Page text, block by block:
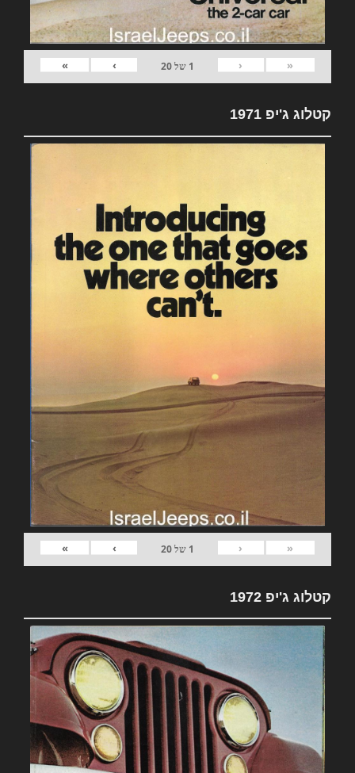
«
‹
1 של20
›
»
קטלוג ג'יפ 1971
«
‹
1 של20
›
»
קטלוג ג'יפ 1972